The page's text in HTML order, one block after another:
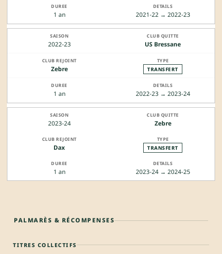
1 an 2021-22 → 2022-23
2022-23 US Bressane
Zebre TRANSFERT
1 an 2022-23 → 2023-24
2023-24 Zebre
Dax TRANSFERT
1 an 2023-24 → 2024-25
PALMARÈS & RÉCOMPENSES
TITRES COLLECTIFS